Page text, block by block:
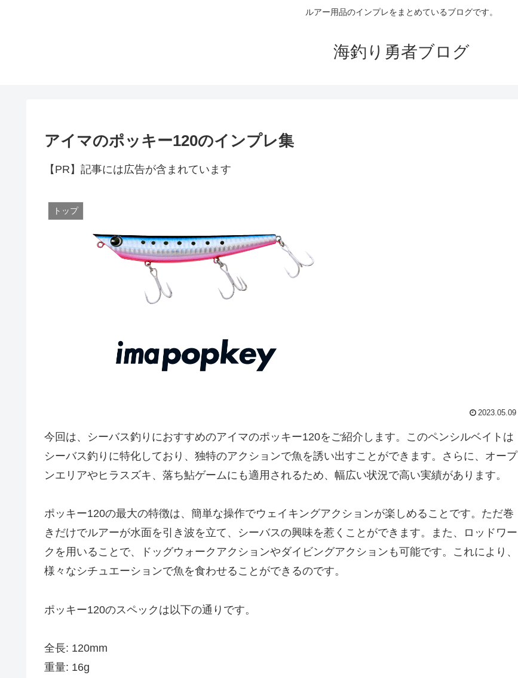
ルアー用品のインプレをまとめているブログです。
海釣り勇者ブログ
アイマのポッキー120のインプレ集
【PR】記事には広告が含まれています
トップ
2023.05.09
今回は、シーバス釣りにおすすめのアイマのポッキー120をご紹介します。このペンシルベイトは
シーバス釣りに特化しており、独特のアクションで魚を誘い出すことができます。さらに、オープ
ンエリアやヒラスズキ、落ち鮎ゲームにも適用されるため、幅広い状況で高い実績があります。
ポッキー120の最大の特徴は、簡単な操作でウェイキングアクションが楽しめることです。ただ巻
きだけでルアーが水面を引き波を立て、シーバスの興味を惹くことができます。また、ロッドワー
クを用いることで、ドッグウォークアクションやダイビングアクションも可能です。これにより、
様々なシチュエーションで魚を食わせることができるのです。
ポッキー120のスペックは以下の通りです。
全長: 120mm
重量: 16g